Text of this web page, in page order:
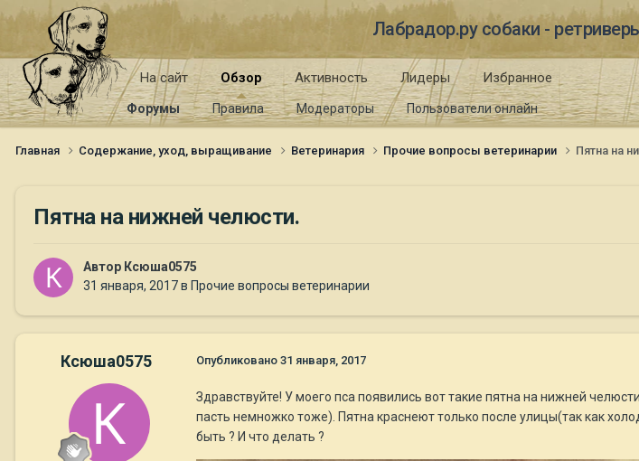
Лабрадор.ру собаки -
На сайт Обзор
Форумы Правила Модераторы Пользователи онлайн
Активность Лидеры Избранное
Главная Содержание, уход, выращивание Ветеринария Прочие вопросы ветеринарии Пятна на
Пятна на нижней челюсти.
Автор Ксюша0575
31 января, 2017в Прочие вопросы ветеринарии
Ксюша0575 Опубликовано 31 января, 2017
Здравствуйте! У моего пса появились вот такие пятна на нижней
пасть немножко тоже). Пятна краснеют только после улицы(так как
быть ? И что делать ?